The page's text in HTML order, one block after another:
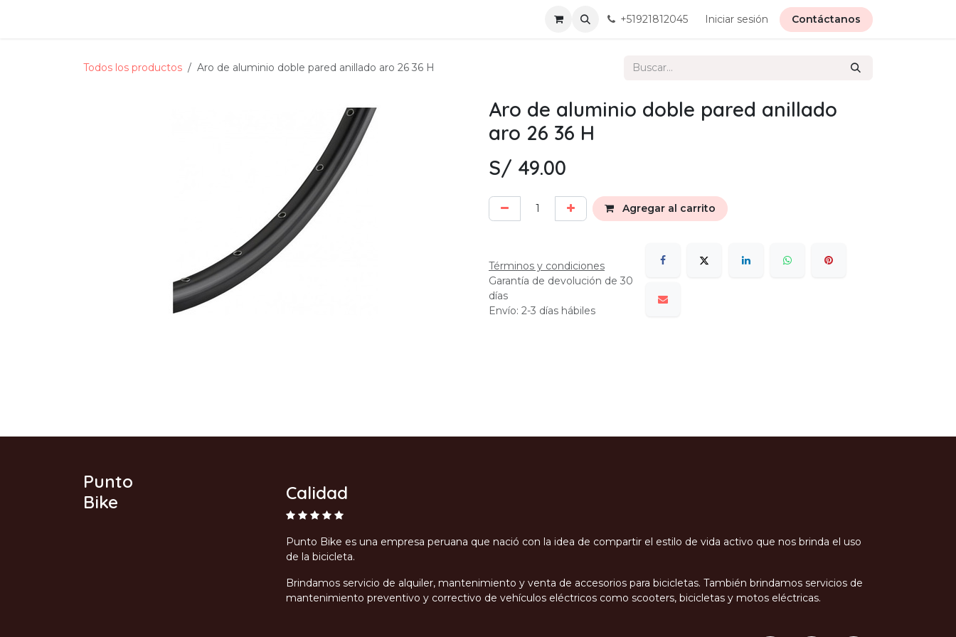
+51921812045 Iniciar sesión Contáctanos
Todos los productos Aro de aluminio doble pared anillado aro 26 36 H
Aro de aluminio doble pared anillado
aro 26 36 H
S/ 49.00
Agregar al carrito
Términos y condiciones
Garantía de devolución de 30
días
Envío: 2-3 días hábiles
Punto
Bike
Calidad
Punto Bike es una empresa peruana que nació con la idea de compartir el estilo de vida activo que nos brinda el uso
de la bicicleta.
Brindamos servicio de alquiler, mantenimiento y venta de accesorios para bicicletas. También brindamos servicios de
mantenimiento preventivo y correctivo de vehículos eléctricos como scooters, bicicletas y motos eléctricas.